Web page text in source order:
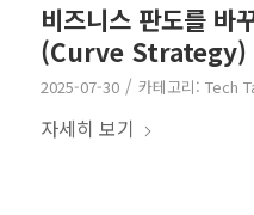
비즈니스 판도를 바
(Curve Strategy)
2025-07-30 / 카테고리: Tech
자세히 보기